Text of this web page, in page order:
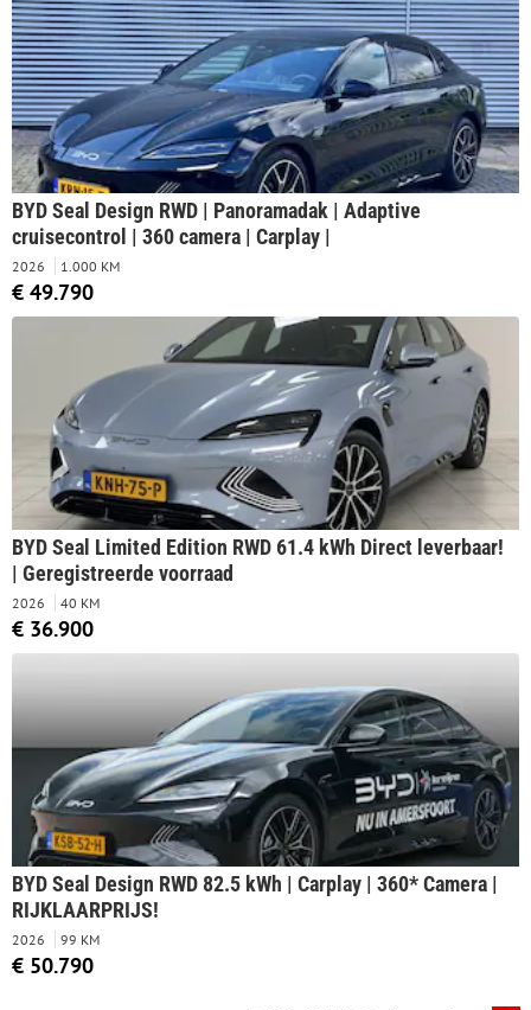
BYD Seal Design RWD | Panoramadak | Adaptive
cruisecontrol | 360 camera | Carplay |
2026 1.000 KM
€ 49.790
BYD Seal Limited Edition RWD 61.4 kWh Direct leverbaar!
| Geregistreerde voorraad
2026 40 KM
€ 36.900
BYD Seal Design RWD 82.5 kWh | Carplay | 360* Camera |
RIJKLAARPRIJS!
2026 99 KM
€ 50.790